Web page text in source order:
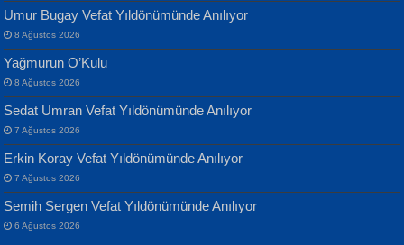
ATİLLA ÖZEN
Sultan Olmadan Önce Eyüp...
Banu Sancak
Defterimden İçeri...
Umur Bugay Vefat Yıldönümünde Anılıyor
8 Ağustos 2026
Yağmurun O’Kulu
8 Ağustos 2026
Sedat Umran Vefat Yıldönümünde Anılıyor
7 Ağustos 2026
Erkin Koray Vefat Yıldönümünde Anılıyor
7 Ağustos 2026
Semih Sergen Vefat Yıldönümünde Anılıyor
6 Ağustos 2026